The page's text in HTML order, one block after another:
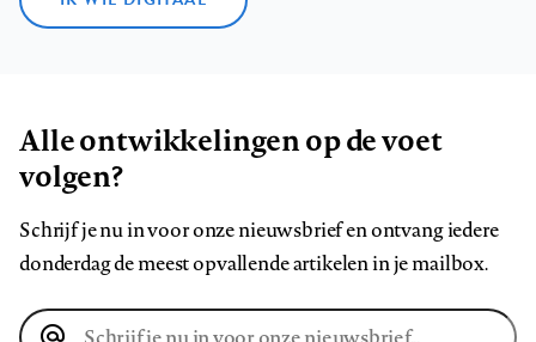
Alle ontwikkelingen op de voet
volgen?
Schrijf je nu in voor onze nieuwsbrief en ontvang iedere
donderdag de meest opvallende artikelen in je mailbox.